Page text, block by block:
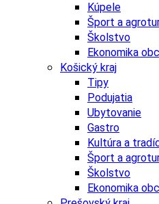
Kúpele
Šport a
Školstvo
Ekonomika
Košický kraj
Tipy
Podujatia
Ubytovanie
Gastro
Kultúra a
Šport a
Školstvo
Ekonomika